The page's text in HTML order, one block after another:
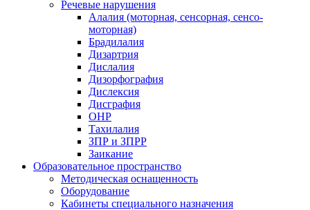
Речевые нарушения
Алалия (моторная, сенсорная, сенсо-
моторная)
Брадилалия
Дизартрия
Дислалия
Дизорфография
Дислексия
Дисграфия
ОНР
Тахилалия
ЗПР и ЗПРР
Заикание
Образовательное пространство
Методическая оснащенность
Оборудование
Кабинеты специального назначения